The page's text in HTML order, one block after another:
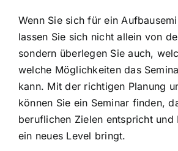
Wenn Sie sich für ein
lassen Sie sich nicht allein von
sondern überlegen Sie auch,
welche Möglichkeiten das
kann. Mit der richtigen Planung
können Sie ein Seminar finden,
beruflichen Zielen entspricht und
ein neues Level bringt.